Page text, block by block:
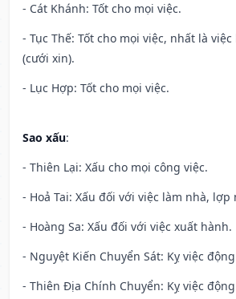
- Cát Khánh: Tốt cho mọi việc.
- Tục Thế: Tốt cho mọi việc, nhất là
(cưới xin).
- Lục Hợp: Tốt cho mọi việc.
Sao xấu:
- Thiên Lại: Xấu cho mọi công việc.
- Hoả Tai: Xấu đối với việc làm nhà, lợp
- Hoàng Sa: Xấu đối với việc xuất hành.
- Nguyệt Kiến Chuyển Sát: Kỵ việc
- Thiên Địa Chính Chuyển: Kỵ việc